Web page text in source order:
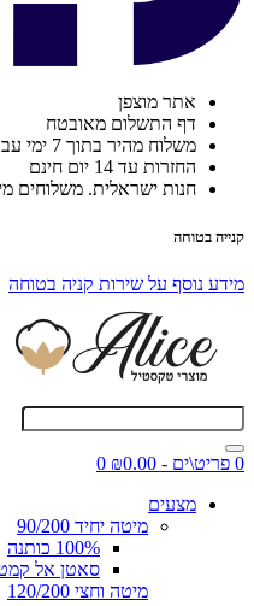
אתר מוצפן
דף התשלום מאובטח
משלוח מהיר בתוך 7 ימי עבודה
החזרות עד 14 יום חינם
חנות ישראלית. משלוחים
קנייה בטוחה
מידע נוסף על שירות קניה בטוחה
0 פריט\ים - ₪0.00
0
מצעים
מיטה יחיד 90/200
100% כותנה
סאטן אל
מיטה וחצי 120/200